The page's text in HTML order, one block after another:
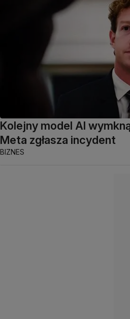
Kolejny model AI
Meta zgłasza incydent
BIZNES